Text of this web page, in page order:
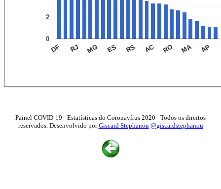
DF RJ MG ES RS AC RO MA AP
0
2
Painel COVID-19 - Estatísticas do Coronavírus 2020 - Todos os direitos
reservados. Desenvolvido porGiscard Stephanou @giscardstephanou